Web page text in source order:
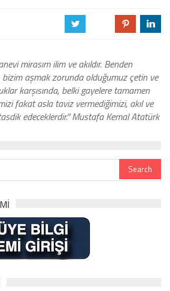
a d j
mirasım ilim ve akıldır. Benden
bizim aşmak zorunda olduğumuz çetin ve
karşısında, belki gayelere tamamen
fakat asla taviz vermediğimizi, akıl ve
edeceklerdir.” Mustafa Kemal Atatürk